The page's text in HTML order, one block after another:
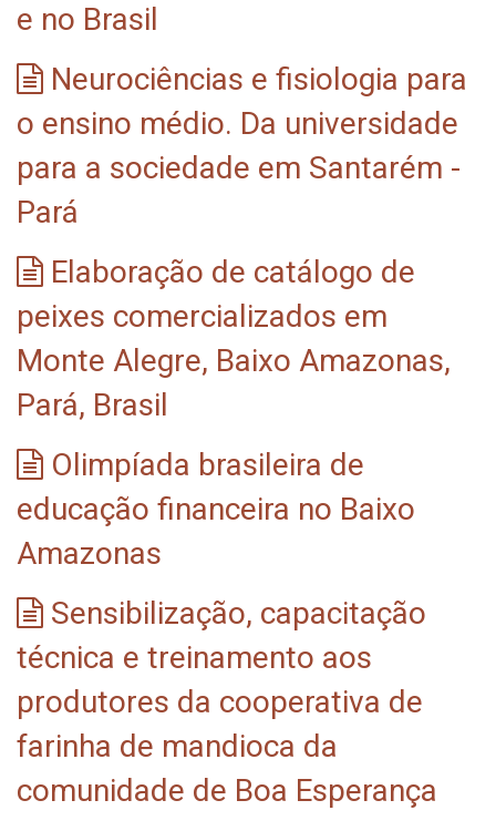
e no Brasil
Neurociências e fisiologia para
o ensino médio. Da universidade
para a sociedade em Santarém -
Pará
Elaboração de catálogo de
peixes comercializados em
Monte Alegre, Baixo Amazonas,
Pará, Brasil
Olimpíada brasileira de
educação financeira no Baixo
Amazonas
Sensibilização, capacitação
técnica e treinamento aos
produtores da cooperativa de
farinha de mandioca da
comunidade de Boa Esperança